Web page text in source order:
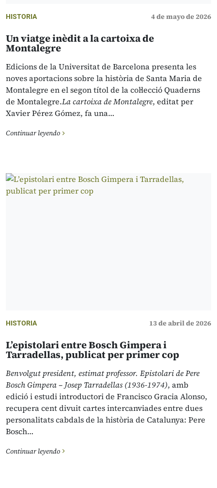
HISTORIA 4 de mayo de 2026
Un viatge inèdit a la cartoixa de
Montalegre
Edicions de la Universitat de Barcelona presenta les
noves aportacions sobre la història de Santa Maria de
Montalegre en el segon títol de la col·lecció Quaderns
de Montalegre.La cartoixa de Montalegre, editat per
Xavier Pérez Gómez, fa una…
Continuar leyendo
HISTORIA 13 de abril de 2026
L’epistolari entre Bosch Gimpera i
Tarradellas, publicat per primer cop
Benvolgut president, estimat professor. Epistolari de Pere
Bosch Gimpera – Josep Tarradellas (1936-1974), amb
edició i estudi introductori de Francisco Gracia Alonso,
recupera cent divuit cartes intercanviades entre dues
personalitats cabdals de la història de Catalunya: Pere
Bosch…
Continuar leyendo